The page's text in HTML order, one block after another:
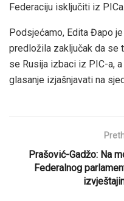
Federaciju isključiti iz PICa.
Podsjećamo, Edita Đapo
predložila zaključak da se
se Rusija izbaci iz PIC-a,
glasanje izjašnjavati na
Prašović-Gadžo: Na
Federalnog